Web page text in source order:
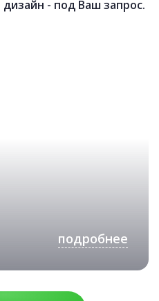
- под Ваш запрос.
подробнее